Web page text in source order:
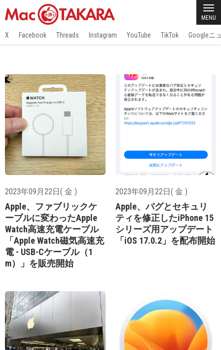
MENU
X Facebook Threads Instagram YouTube TikTok Googleニ
2023年09月22日( 金 )
Apple、ファブリックケ
ーブルに変わったApple
Watch高速充電ケーブル
「Apple Watch磁気高速充
電 - USB-Cケーブル（1
m）」を販売開始
2023年09月22日( 金 )
Apple、バグとセキュリ
ティを修正したiPhone 15
シリーズ用アップデート
「iOS 17.0.2」を配布開始